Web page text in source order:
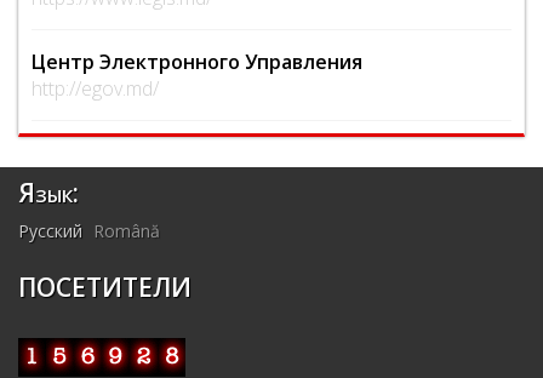
Центр Электронного Управления
http://egov.md/
Язык:
Русский Română
ПОСЕТИТЕЛИ